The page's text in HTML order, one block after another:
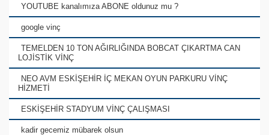
YOUTUBE kanalımıza ABONE oldunuz mu ?
google vinç
TEMELDEN 10 TON AĞIRLIĞINDA BOBCAT ÇIKARTMA CAN
LOJİSTİK VİNÇ
NEO AVM ESKİŞEHİR İÇ MEKAN OYUN PARKURU VİNÇ
HİZMETİ
ESKİŞEHİR STADYUM VİNÇ ÇALIŞMASI
kadir gecemiz mübarek olsun